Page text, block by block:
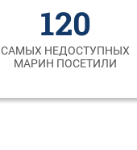
120
САМЫХ НЕДОСТУПНЫХ
МАРИН ПОСЕТИЛИ